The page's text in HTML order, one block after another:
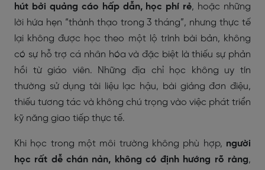
hút bởi quảng cáo hấp dẫn, học phí rẻ, hoặc những
lời hứa hẹn “thành thạo trong 3 tháng”, nhưng thực tế
lại không được học theo một lộ trình bài bản, không
có sự hỗ trợ cá nhân hóa và đặc biệt là thiếu sự phản
hồi từ giáo viên. Những địa chỉ học không uy tín
thường sử dụng tài liệu lạc hậu, bài giảng đơn điệu,
thiếu tương tác và không chú trọng vào việc phát triển
kỹ năng giao tiếp thực tế.
Khi học trong một môi trường không phù hợp, người
học rất dễ chán nản, không có định hướng rõ ràng,